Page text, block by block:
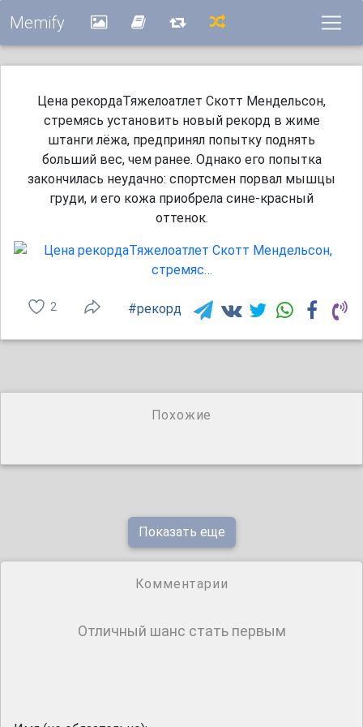
Memify
Цена рекордаТяжелоатлет Скотт Мендельсон,
стремясь установить новый рекорд в жиме
штанги лёжа, предпринял попытку поднять
больший вес, чем ранее. Однако его попытка
закончилась неудачно: спортсмен порвал мышцы
груди, и его кожа приобрела сине-красный
оттенок.
2 #рекорд
Похожие
Показать еще
Комментарии
Отличный шанс стать первым